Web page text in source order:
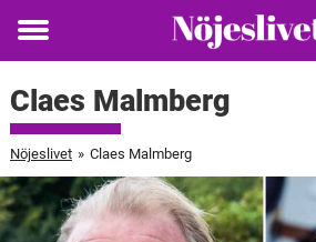
Toggle
Claes Malmberg
Nöjeslivet » Claes Malmberg